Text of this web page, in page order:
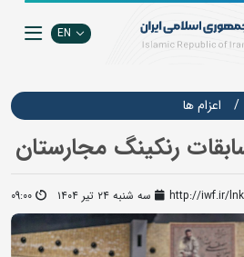
EN
اعزام ها
رنکینگ مجارستان
http://iwf.ir/ سه شنبه ۲۴ تیر ۱۴۰۴ 09:00